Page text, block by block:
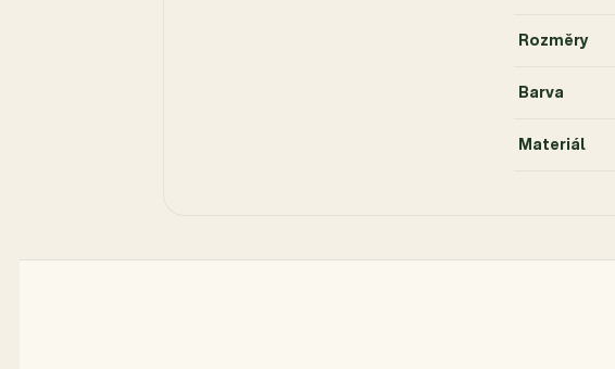
Rozměry
Barva
Materiál